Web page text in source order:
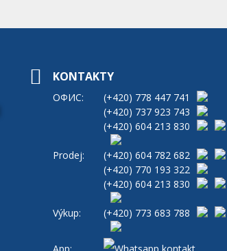
KONTAKTY
ОФИС: (+420) 778 447 741
(+420) 737 923 743
(+420) 604 213 830
Prodej: (+420) 604 782 682
(+420) 770 193 322
(+420) 604 213 830
Výkup: (+420) 773 683 788
App: